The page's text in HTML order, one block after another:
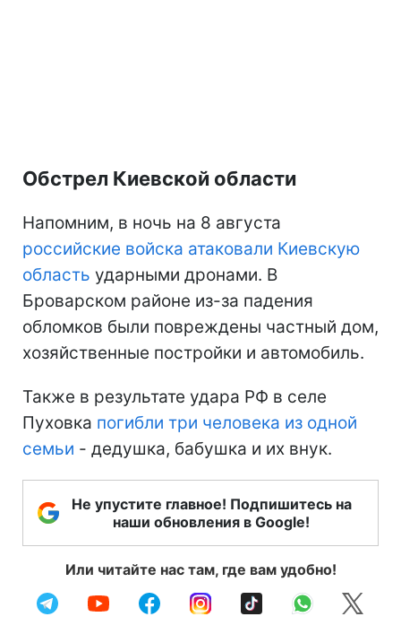
Обстрел Киевской области
Напомним, в ночь на 8 августа
российские войска атаковали Киевскую
область ударными дронами. В
Броварском районе из-за падения
обломков были повреждены частный дом,
хозяйственные постройки и автомобиль.
Также в результате удара РФ в селе
Пуховка погибли три человека из одной
семьи - дедушка, бабушка и их внук.
Не упустите главное! Подпишитесь на
наши обновления в Google!
Или читайте нас там, где вам удобно!